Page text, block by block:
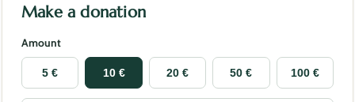
Make a donation
Amount
5 € 10 € 20 € 50 € 100 €